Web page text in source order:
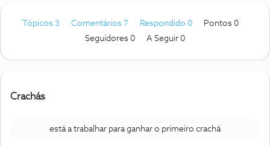
Tópicos 3 Comentários 7 Respondido 0
Pontos 0
Seguidores 0 A Seguir 0
Crachás
está a trabalhar para ganhar o primeiro crachá